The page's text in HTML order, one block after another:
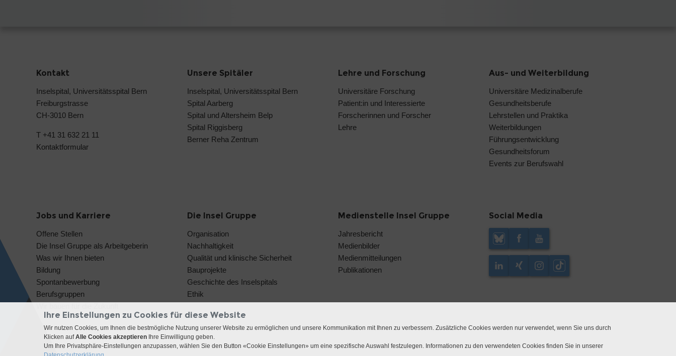
Kontakt
Inselspital, Universitätsspital Bern
Freiburgstrasse
CH-3010 Bern
T +41 31 632 21 11
Kontaktformular
Unsere Spitäler
Inselspital, Universitätsspital Bern
Spital Aarberg
Spital und Altersheim Belp
Spital Riggisberg
Berner Reha Zentrum
Lehre und Forschung
Universitäre Forschung
Patient:in und Interessierte
Forscherinnen und Forscher
Lehre
Aus- und Weiterbildung
Universitäre Medizinalberufe
Gesundheitsberufe
Lehrstellen und Praktika
Weiterbildungen
Führungsentwicklung
Gesundheitsforum
Events zur Berufswahl
Jobs und Karriere
Offene Stellen
Die Insel Gruppe als Arbeitgeberin
Was wir Ihnen bieten
Bildung
Spontanbewerbung
Berufsgruppen
Die Insel Gruppe
Organisation
Nachhaltigkeit
Qualität und klinische Sicherheit
Bauprojekte
Geschichte des Inselspitals
Ethik
Medienstelle Insel Gruppe
Jahresbericht
Medienbilder
Medienmitteilungen
Publikationen
Social Media
Ihre Einstellungen zu Cookies für diese Website
Wir nutzen Cookies, um Ihnen die bestmögliche Nutzung unserer Website zu ermöglichen und unsere Kommunikation mit Ihnen zu verbessern. Zusätzliche Cookies werden nur verwendet, wenn Sie uns durch
Klicken aufAlle Cookies akzeptieren Ihre Einwilligung geben.
Um Ihre Privatsphäre-Einstellungen anzupassen, wählen Sie den Button «Cookie Einstellungen» um eine spezifische Auswahl festzulegen. Informationen zu den verwendeten Cookies finden Sie in unserer